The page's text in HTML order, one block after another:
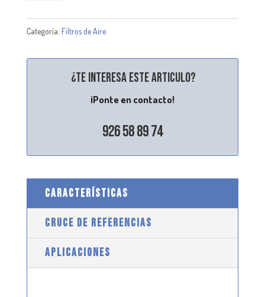
Categoría: Filtros de Aire
¿Te interesa este articulo?
¡Ponte en contacto!
926 58 89 74
CARACTERÍSTICAS
CRUCE DE REFERENCIAS
APLICACIONES